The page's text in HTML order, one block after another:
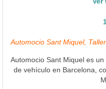
Automocio Sant Miquel,
Automocio Sant Miquel es
de vehículo en Barcelona,